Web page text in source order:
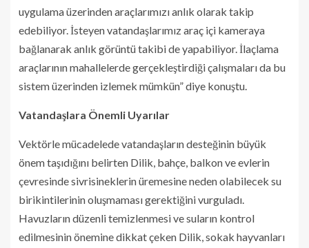
uygulama üzerinden araçlarımızı anlık olarak takip
edebiliyor. İsteyen vatandaşlarımız araç içi kameraya
bağlanarak anlık görüntü takibi de yapabiliyor. İlaçlama
araçlarının mahallelerde gerçekleştirdiği çalışmaları da bu
sistem üzerinden izlemek mümkün” diye konuştu.
Vatandaşlara Önemli Uyarılar
Vektörle mücadelede vatandaşların desteğinin büyük
önem taşıdığını belirten Dilik, bahçe, balkon ve evlerin
çevresinde sivrisineklerin üremesine neden olabilecek su
birikintilerinin oluşmaması gerektiğini vurguladı.
Havuzların düzenli temizlenmesi ve suların kontrol
edilmesinin önemine dikkat çeken Dilik, sokak hayvanları